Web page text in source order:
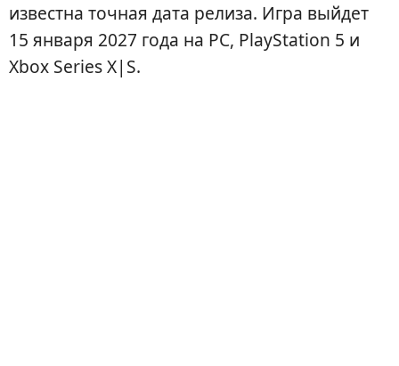
известна точная дата релиза. Игра выйдет
15 января 2027 года на PC, PlayStation 5 и
Xbox Series X|S.